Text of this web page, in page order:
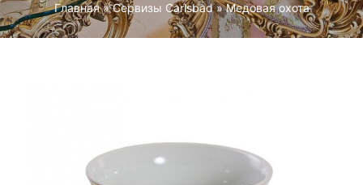
Главная »Cервизы Carlsbad »Медовая охота